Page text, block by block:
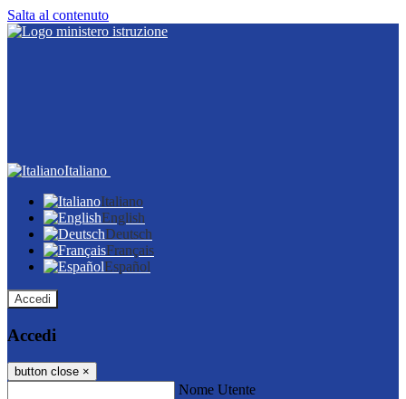
Salta al contenuto
Italiano
Italiano
English
Deutsch
Français
Español
Accedi
Accedi
button close ×
Nome Utente